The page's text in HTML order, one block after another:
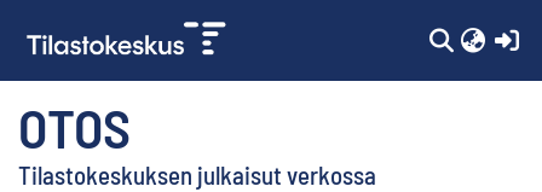
OTOS
Tilastokeskuksen julkaisut verkossa